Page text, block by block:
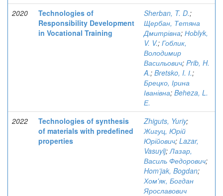
2020
Technologies of
Responsibility Development
in Vocational Training
Sherban, T. D.;
Щербан, Тетяна
Дмитрівна; Ноblyk,
V. V.; Гоблик,
Володимир
Васильович; Prib, H.
A.; Bretsko, I. І.;
Брецко, Ірина
Іванівна; Beheza, L.
Е.
2022
Technologies of synthesis
of materials with predefined
properties
Zhiguts, Yuriy;
Жигуц, Юрій
Юрійович; Lazar,
Vasuylj;Лазар,
Василь Федорович;
Hom’jak, Bogdan;
Хом'як, Богдан
Ярославович